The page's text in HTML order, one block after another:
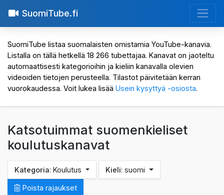
SuomiTube.fi
SuomiTube listaa suomalaisten omistamia YouTube-kanavia.
Listalla on tällä hetkellä 18 266 tubettajaa. Kanavat on jaoteltu
automaattisesti kategorioihin ja kieliin kanavalla olevien
videoiden tietojen perusteella. Tilastot päivitetään kerran
vuorokaudessa. Voit lukea lisää Usein kysyttyä -osiosta.
Katsotuimmat suomenkieliset
koulutuskanavat
Kategoria: Koulutus Kieli: suomi
Poista rajaukset